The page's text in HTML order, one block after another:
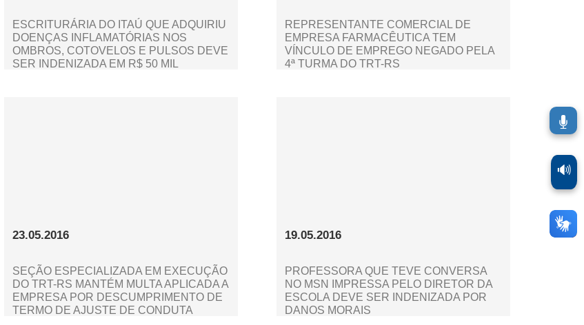
ESCRITURÁRIA DO ITAÚ QUE ADQUIRIU
DOENÇAS INFLAMATÓRIAS NOS
OMBROS, COTOVELOS E PULSOS DEVE
SER INDENIZADA EM R$ 50 MIL
REPRESENTANTE COMERCIAL DE
EMPRESA FARMACÊUTICA TEM
VÍNCULO DE EMPREGO NEGADO PELA
4ª TURMA DO TRT-RS
23.05.2016
SEÇÃO ESPECIALIZADA EM EXECUÇÃO
DO TRT-RS MANTÉM MULTA APLICADA A
EMPRESA POR DESCUMPRIMENTO DE
TERMO DE AJUSTE DE CONDUTA
19.05.2016
PROFESSORA QUE TEVE CONVERSA
NO MSN IMPRESSA PELO DIRETOR DA
ESCOLA DEVE SER INDENIZADA POR
DANOS MORAIS
🔊